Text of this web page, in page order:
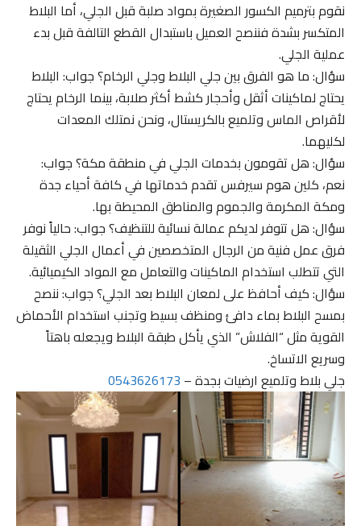
نقوم بترميم الكسور الصغيرة بمواد صلبة قبل الجلي، أما البلاط
المتكسر بشدة فننصح العميل باستبدال القطع التالفة قبل بدء
عملية الجلي.
سؤال: ما هو الفرق بين جلي البلاط وجلي الرخام؟ جواب: البلاط
يحتاج لماكينات أثقل وأحجار كشط أكثر صلابة، بينما الرخام يحتاج
لأقراص الماس وتلميع بالكريستال، ونحن نمتلك المعدات
لكليهما.
سؤال: هل تقومون بخدمات الجلي في منطقة مكة؟ جواب:
نعم، كلين هوم سيرفس تقدم خدماتها في كافة أحياء جدة
ومكة المكرمة والجموم والمناطق المحيطة بها.
سؤال: هل تتوفر لديكم عمالة نسائية للتنظيف؟ جواب: حالياً نوفر
فرق عمل فنية من الرجال المتخصصين في أعمال الجلي الثقيلة
التي تتطلب استخدام الماكينات والتعامل مع المواد الكيميائية.
سؤال: كيف أحافظ على لمعان البلاط بعد الجلي؟ جواب: ننصح
بمسح البلاط بماء دافئ ومنظف بسيط وتجنب استخدام الأحماض
القوية مثل “الفلاش” الذي يأكل طبقة البلاط ويجعله باهتاً
وسريع الاتساخ.
جلي بلاط وتلميع ارضيات بجدة –0543626173